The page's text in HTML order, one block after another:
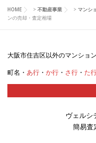
HOME > 不動産事業 > マンシ
ンの売却・査定相場
大阪市住吉区以外のマンショ
町名・ あ行 ・ か行 ・ さ行 ・ た
ヴェルシ
簡易査